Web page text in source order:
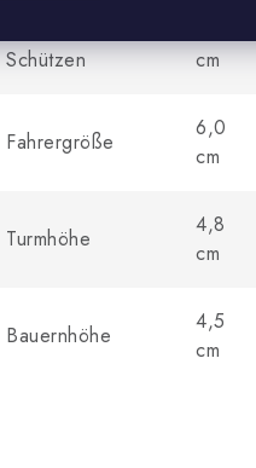
Schützen
cm
Fahrergröße
6,0
cm
Turmhöhe
4,8
cm
Bauernhöhe
4,5
cm